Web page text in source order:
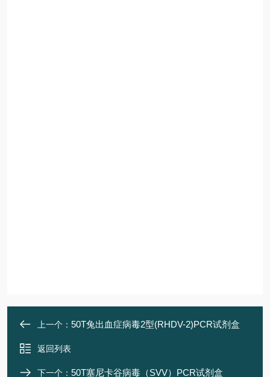
上一个： 50T兔出血症病毒2型(RHDV-2)PCR试剂盒
返回列表
下一个： 50T塞尼卡谷病毒（SVV）PCR试剂盒